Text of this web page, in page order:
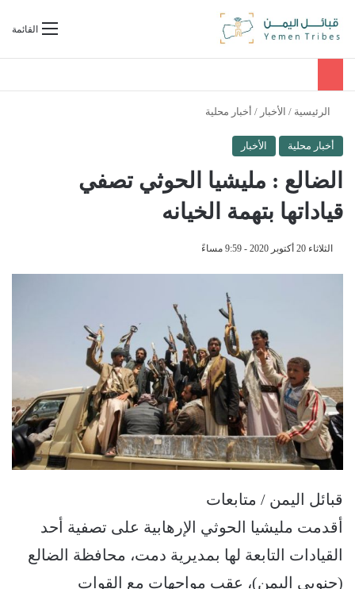
القائمةبحث عن
الرئيسية / الأخبار / أخبار محلية
أخبار محلية الأخبار
الضالع : مليشيا الحوثي تصفي
قياداتها بتهمة الخيانه
الثلاثاء 20 أكتوبر 2020 - 9:59 مساءً
قبائل اليمن / متابعات
أقدمت مليشيا الحوثي الإرهابية على تصفية أحد
القيادات التابعة لها بمديرية دمت، محافظة الضالع
(جنوبي اليمن)، عقب مواجهات مع القوات